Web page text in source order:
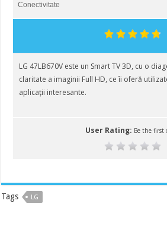
Conectivitate
LG 47LB670V este un Smart TV 3D, cu o
claritate a imaginii Full HD, ce îi oferă
aplicații interesante.
User Rating: Be the first
Tags LG